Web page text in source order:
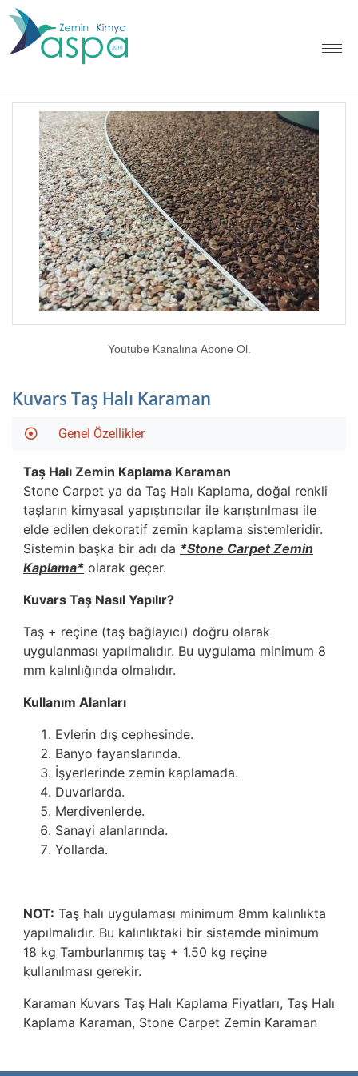
Youtube Kanalına Abone Ol.
Kuvars Taş Halı Karaman
Genel Özellikler
Taş Halı Zemin Kaplama Karaman
Stone Carpet ya da Taş Halı Kaplama, doğal renkli
taşların kimyasal yapıştırıcılar ile karıştırılması ile
elde edilen dekoratif zemin kaplama sistemleridir.
Sistemin başka bir adı da *Stone Carpet Zemin
Kaplama* olarak geçer.
Kuvars Taş Nasıl Yapılır?
Taş + reçine (taş bağlayıcı) doğru olarak
uygulanması yapılmalıdır. Bu uygulama minimum 8
mm kalınlığında olmalıdır.
Kullanım Alanları
Evlerin dış cephesinde.
Banyo fayanslarında.
İşyerlerinde zemin kaplamada.
Duvarlarda.
Merdivenlerde.
Sanayi alanlarında.
Yollarda.
NOT: Taş halı uygulaması minimum 8mm kalınlıkta
yapılmalıdır. Bu kalınlıktaki bir sistemde minimum
18 kg Tamburlanmış taş + 1.50 kg reçine
kullanılması gerekir.
Karaman Kuvars Taş Halı Kaplama Fiyatları, Taş Halı
Kaplama Karaman, Stone Carpet Zemin Karaman